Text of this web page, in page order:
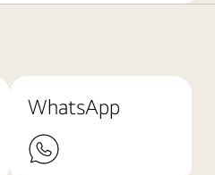
WhatsApp